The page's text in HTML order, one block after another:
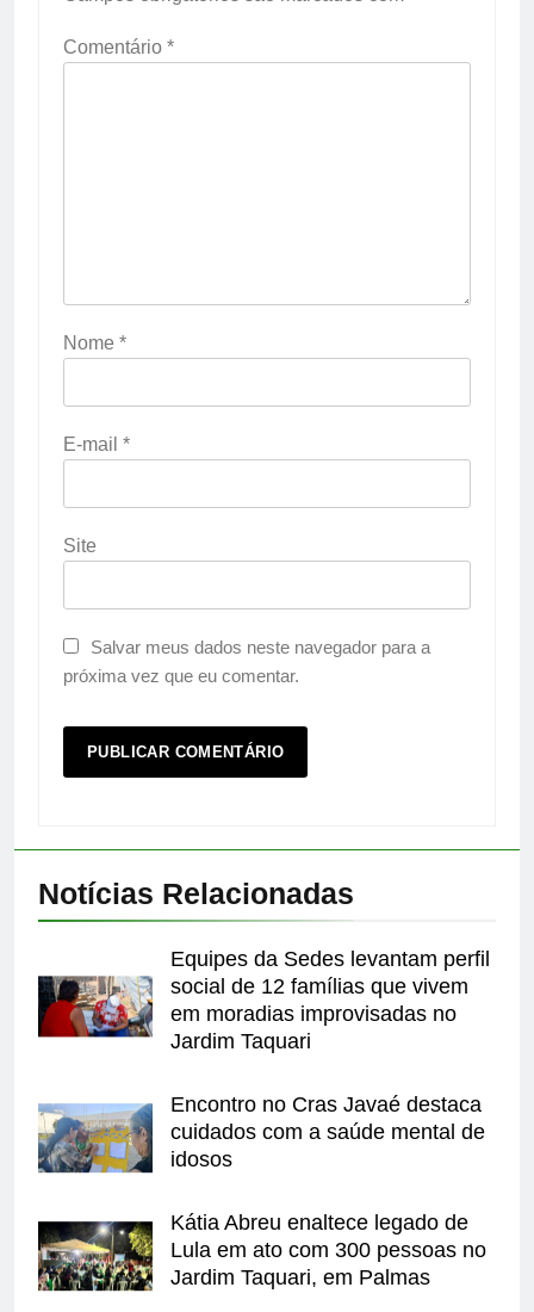
Comentário *
Nome *
E-mail *
Site
Salvar meus dados neste navegador para a
próxima vez que eu comentar.
Notícias Relacionadas
Equipes da Sedes levantam perfil
social de 12 famílias que vivem
em moradias improvisadas no
Jardim Taquari
Encontro no Cras Javaé destaca
cuidados com a saúde mental de
idosos
Kátia Abreu enaltece legado de
Lula em ato com 300 pessoas no
Jardim Taquari, em Palmas